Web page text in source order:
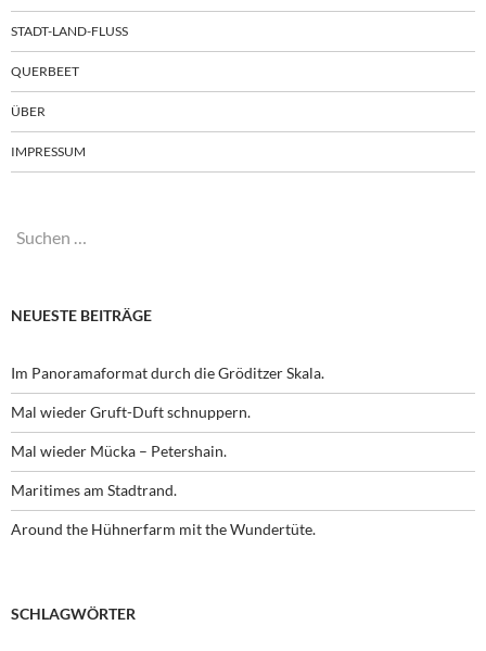
STADT-LAND-FLUSS
QUERBEET
ÜBER
IMPRESSUM
Suchen
NEUESTE BEITRÄGE
Im Panoramaformat durch die Gröditzer Skala.
Mal wieder Gruft-Duft schnuppern.
Mal wieder Mücka – Petershain.
Maritimes am Stadtrand.
Around the Hühnerfarm mit the Wundertüte.
SCHLAGWÖRTER